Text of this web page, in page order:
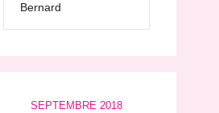
Bernard
SEPTEMBRE 2018